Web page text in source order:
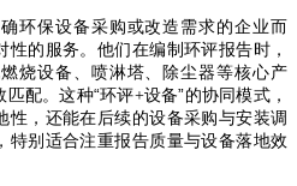
环保设备采购或改造需求的企业而
的服务。他们在编制环评报告时，
烧设备、喷淋塔、除尘器等核心产
匹配。这种“环评+设备”的协同模式，
性，还能在后续的设备采购与安装调
特别适合注重报告质量与设备落地效